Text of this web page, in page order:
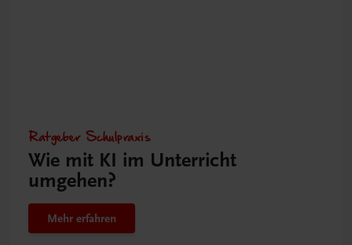
Ratgeber Schulpraxis
Wie mit KI im Unterricht
umgehen?
Mehr erfahren